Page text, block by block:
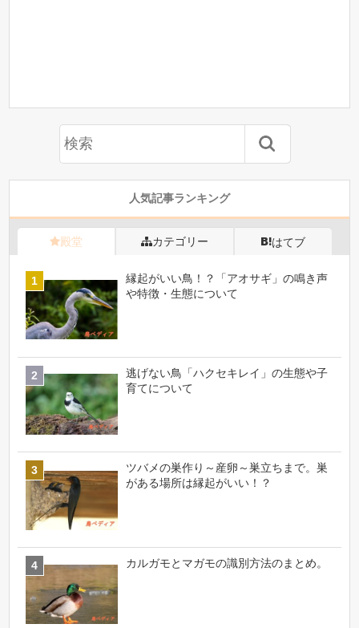
人気記事ランキング
殿堂 カテゴリー はてブ
縁起がいい鳥！？「アオサギ」の鳴き声
や特徴・生態について
逃げない鳥「ハクセキレイ」の生態や子
育てについて
ツバメの巣作り～産卵～巣立ちまで。巣
がある場所は縁起がいい！？
カルガモとマガモの識別方法のまとめ。